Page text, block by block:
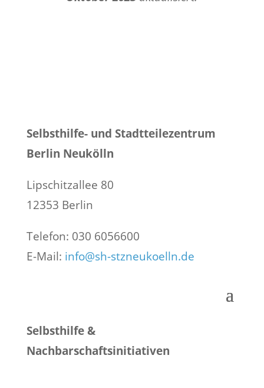
Selbsthilfe- und Stadtteilezentrum
Berlin Neukölln
Lipschitzallee 80
12353 Berlin
Telefon: 030 6056600
E-Mail: info@sh-stzneukoelln.de
Selbsthilfe &
Nachbarschaftsinitiativen